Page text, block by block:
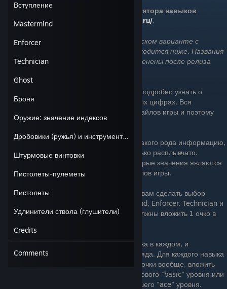
Вступление
Mastermind
Enforcer
Technician
Ghost
Броня
Оружие: значение индексов
Дробовики (ружья) и инструменты
Штурмовые винтовки
Пистолеты-пулеметы
Пистолеты
Удлинители ствола (глушители)
Credits
Comments
Русскоязычная версия онлайн-калькулятора навыков
доступна по адресу
http://payday2skills.ru/.
Данное руководство основано на английском варианте с
согласия автора, ссылка на который находится ниже. Названия
сохранены в виде оригинала и будут заменены после релиза
Это руководство для тех, кто хочет более подробно узнать о
навыках различных персонажей в реальных цифрах. Вся
информация взята непосредственно из файлов игры и поэтому
должна быть истинной.
Я встречал нескольких людей, искавших такого рода информацию,
поскольку оригинальное описание несколько расплывчато.
Возможно будут ошибки, поскольку некоторые значения являются
лишь прямой интерпретацией из lua-файлов игры.
Система навыков в PAYDAY 2 предлагает вам сделать выбор
между 4 различными классами: Mastermind, Enforcer, Technician и
Ghost. Для разблокирования класса вы должны вложить 1 очко в
Каждый класс имеет 6 рядов, по три навыка в каждом, и
специальный бонус за разблокирование ряда. Для каждого навыка
вы можете выбрать: не вкладывать в него очки вообще, вложить
несколько очков для разблокирования базового "basic" уровня или
вложиться полностью для получения высшего "ace" уровня.